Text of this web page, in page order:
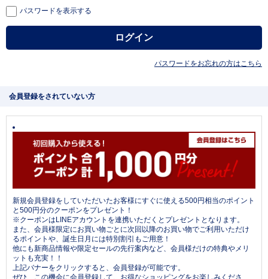
パスワードを表示する
パスワードをお忘れの方はこちら
会員登録をされていない方
新規会員登録をしていただいたお客様にすぐに使える500円相当のポイント
と500円分のクーポンをプレゼント！
※クーポンはLINEアカウントを連携いただくとプレゼントとなります。
また、会員様限定にお買い物ごとに次回以降のお買い物でご利用いただけ
るポイントや、誕生日月には特別割引もご用意！
他にも新商品情報や限定セールの先行案内など、会員様だけの特典やメリ
ットも充実！！
上記バナーをクリックすると、会員登録が可能です。
ぜひ、この機会に会員登録して、お得なショッピングをお楽しみくださ